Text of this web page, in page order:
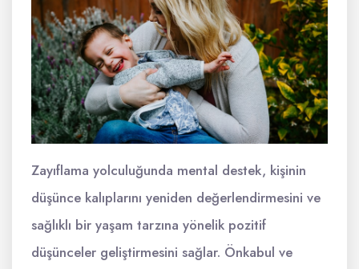
Zayıflama yolculuğunda mental destek, kişinin
düşünce kalıplarını yeniden değerlendirmesini ve
sağlıklı bir yaşam tarzına yönelik pozitif
düşünceler geliştirmesini sağlar. Önkabul ve